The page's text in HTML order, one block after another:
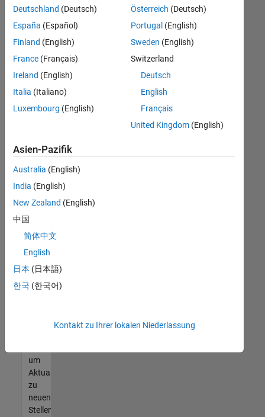
können
die
Suchkriterien
weiter
fassen
oder
alle
Stellenangebote
anzeigen .
noch
keine
offenen
Stellen
können,
die
Ihren
entsprechen,
werden
unseres
um
Aktualisierungen
zu
neuen
Stellenangeboten
Deutschland (Deutsch)
España (Español)
Finland (English)
France (Français)
Ireland (English)
Italia (Italiano)
Luxembourg (English)
Österreich (Deutsch)
Portugal (English)
Sweden (English)
Switzerland
Deutsch
English
Français
United Kingdom(English)
Asien-Pazifik
Australia (English)
India (English)
New Zealand (English)
中国
简体中文
English
日本 (日本語)
한국 (한국어)
Kontakt zu Ihrer lokalen Niederlassung